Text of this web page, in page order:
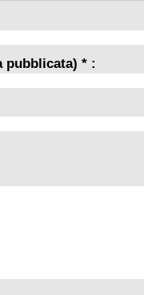
pubblicata) * :